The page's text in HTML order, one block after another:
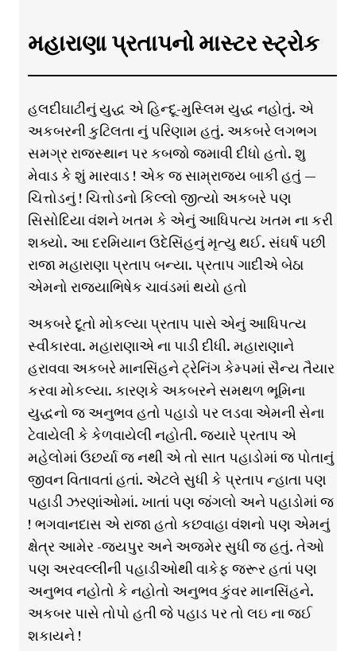
મહારાણા પ્રતાપનો માસ્ટર સ્ટ્રોક
હલદીઘાટીનું યુદ્ધ એ હિન્દૂ-મુસ્લિમ યુદ્ધ નહોતું. એ
અકબરની કુટિલતા નું પરિણામ હતું. અકબરે લગભગ
સમગ્ર રાજસ્થાન પર કબજો જમાવી દીધો હતો. શુ
મેવાડ કે શું મારવાડ ! એક જ સામ્રાજ્ય બાકી હતું —
ચિત્તોડનું ! ચિત્તોડનો કિલ્લો જીત્યો અકબરે પણ
સિસોદિયા વંશને ખતમ કે એનું આધિપત્ય ખતમ ના કરી
શક્યો. આ દરમિયાન ઉદેસિંહનું મૃત્યુ થઈ. સંઘર્ષ પછી
રાજા મહારાણા પ્રતાપ બન્યા. પ્રતાપ ગાદીએ બેઠા
એમનો રાજ્યાભિષેક ચાવંડમાં થયો હતો
અકબરે દૂતો મોકલ્યા પ્રતાપ પાસે એનું આધિપત્ય
સ્વીકારવા. મહારાણાએ ના પાડી દીધી. મહારાણાને
હરાવવા અકબરે માનસિંહને ટ્રેનિંગ કેમ્પમાં સૈન્ય તૈયાર
કરવા મોકલ્યા. કારણકે અકબરને સમથળ ભૂમિના
યુદ્ધનો જ અનુભવ હતો પહાડો પર લડવા એમની સેના
ટેવાયેલી કે કેળવાયેલી નહોતી. જયારે પ્રતાપ એ
મહેલોમાં ઉછર્યા જ નથી એ તો સાત પહાડોમાં જ પોતાનું
જીવન વિતાવતાં હતાં. એટલે સુધી કે પ્રતાપ ન્હાતા પણ
પહાડી ઝરણાંઓમાં. ખાતાં પણ જંગલો અને પહાડોમાં જ
! ભગવાનદાસ એ રાજા હતો કછવાહા વંશનો પણ એમનું
ક્ષેત્ર આમેર -જયપુર અને અજમેર સુધી જ હતું. તેઓ
પણ અરવલ્લીની પહાડીઓથી વાકેફ જરૂર હતાં પણ
અનુભવ નહોતો કે નહોતો અનુભવ કુંવર માનસિંહને.
અકબર પાસે તોપો હતી જે પહાડ પર તો લઇ ના જઈ
શકાયને !